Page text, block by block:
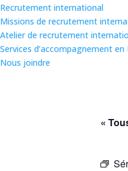
Recrutement international
Missions de recrutement
Atelier de recrutement
Services d’accompagnement en
Nous joindre
«